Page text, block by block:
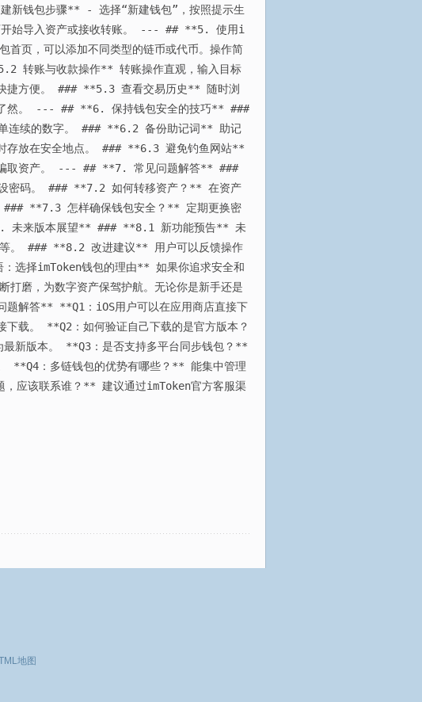
新钱包步骤** - 选择“新建钱包”，按照提示生
开始导入资产或接收转账。 --- ## **5. 使用i
页，可以添加不同类型的链币或代币。操作简
转账与收款操作** 转账操作直观，输入目标
快捷方便。 ### **5.3 查看交易历史** 随时浏
了然。 --- ## **6. 保持钱包安全的技巧** ###
连续的数字。 ### **6.2 备份助记词** 助记
时存放在安全地点。 ### **6.3 避免钓鱼网站**
骗取资产。 --- ## **7. 常见问题解答** ###
密码。 ### **7.2 如何转移资产？** 在资产
### **7.3 怎样确保钱包安全？** 定期更换密
未来版本展望** ### **8.1 新功能预告** 未
等。 ### **8.2 改进建议** 用户可以反馈操作
选择imToken钱包的理由** 如果你追求安全和
磨，为数字资产保驾护航。无论你是新手还是
解答** **Q1：iOS用户可以在应用商店直接下
载。 **Q2：如何验证自己下载的是官方版本？
新版本。 **Q3：是否支持多平台同步钱包？**
**Q4：多链钱包的优势有哪些？** 能集中管理
，应该联系谁？** 建议通过imToken官方客服渠
地图